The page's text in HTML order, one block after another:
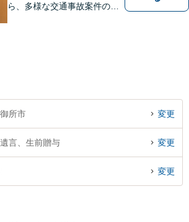
ら、多様な交通事故案件の対
所市 変更
言、生前贈与 変更
変更